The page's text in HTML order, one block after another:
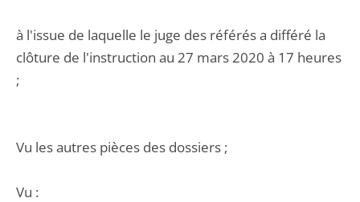
à l'issue de laquelle le juge des référés a différé la
clôture de l'instruction au 27 mars 2020 à 17 heures
;
Vu les autres pièces des dossiers ;
Vu :